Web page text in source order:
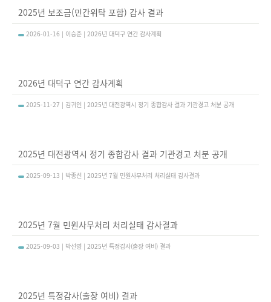
2025년 보조금(민간위탁 포함) 감사 결과
2026-01-16 | 이승준 | 2026년 대덕구 연간 감사계획
2026년 대덕구 연간 감사계획
2025-11-27 | 김귀인 | 2025년 대전광역시 정기 종합감사 결과 기관경고 처분 공개
2025년 대전광역시 정기 종합감사 결과 기관경고 처분 공개
2025-09-13 | 박종선 | 2025년 7월 민원사무처리 처리실태 감사결과
2025년 7월 민원사무처리 처리실태 감사결과
2025-09-03 | 박선영 | 2025년 특정감사(출장 여비) 결과
2025년 특정감사(출장 여비) 결과